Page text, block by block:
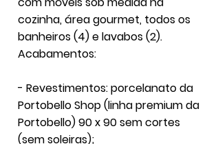
cozinha, área gourmet, todos os
banheiros (4) e lavabos (2).
Acabamentos:
- Revestimentos: porcelanato da
Portobello Shop (linha premium da
Portobello) 90 x 90 sem cortes
(sem soleiras);